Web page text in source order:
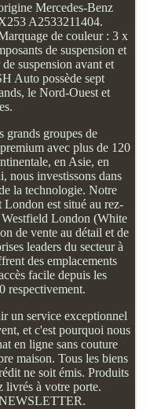
Mercedes-Benz
A2533211404.
de couleur : 3 x
de suspension et
suspension avant et
Auto possède sept
le Nord-Ouest et
grands groupes de
avec plus de 120
en Asie, en
nous investissons dans
la technologie. Notre
est situé au rez-
London (White
de vente au détail et de
leaders du secteur à
des emplacements
facile depuis les
respectivement.
un service exceptionnel
et c'est pourquoi nous
en ligne sans couture
maison. Tous les biens
ne soit émis. Produits
livrés à votre porte.